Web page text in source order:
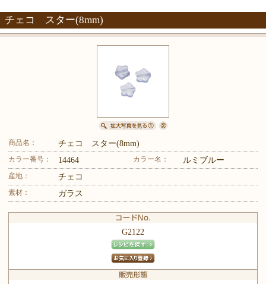
チェコ スター(8mm)
商品名： チェコ スター(8mm)
カラー番号： 14464 カラー名： ルミブルー
産地： チェコ
素材： ガラス
G2122